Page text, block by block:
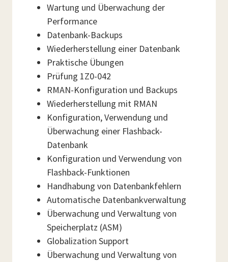
Wartung und Überwachung der
Performance
Datenbank-Backups
Wiederherstellung einer Datenbank
Praktische Übungen
Prüfung 1Z0-042
RMAN-Konfiguration und Backups
Wiederherstellung mit RMAN
Konfiguration, Verwendung und
Überwachung einer Flashback-
Datenbank
Konfiguration und Verwendung von
Flashback-Funktionen
Handhabung von Datenbankfehlern
Automatische Datenbankverwaltung
Überwachung und Verwaltung von
Speicherplatz (ASM)
Globalization Support
Überwachung und Verwaltung von